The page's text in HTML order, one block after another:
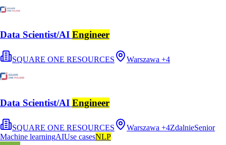
Data Scientist/AI Engineer
SQUARE ONE RESOURCES Warszawa +4
Data Scientist/AI Engineer
SQUARE ONE RESOURCES Warszawa +4ZdalnieSenior
Machine learningAIUse casesNLP